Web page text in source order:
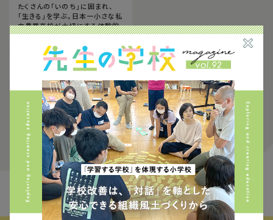
たくさんの「いのち」に囲まれ、
「生きる」を学ぶ。日本一小さな私
立農業高校が大切にする体験的
な学びの力
1
FIND THE CONTENTS